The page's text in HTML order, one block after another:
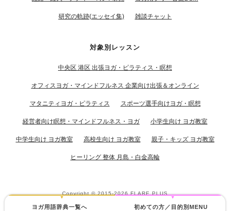
ヨガ用語辞典一覧へ 初めての方／目的別MENU
研究の軌跡(エッセイ集) 雑談チャット
対象別レッスン
中央区 港区 出張ヨガ・ピラティス・瞑想
オフィスヨガ・マインドフルネス 企業向け出張＆オンライン
マタニティヨガ・ピラティス スポーツ選手向けヨガ・瞑想
経営者向け瞑想・マインドフルネス・ヨガ 小学生向け ヨガ教室
中学生向け ヨガ教室 高校生向け ヨガ教室 親子・キッズ ヨガ教室
ヒーリング 整体 月島・白金高輪
Copyright © 2015-2026FLARE PLUS